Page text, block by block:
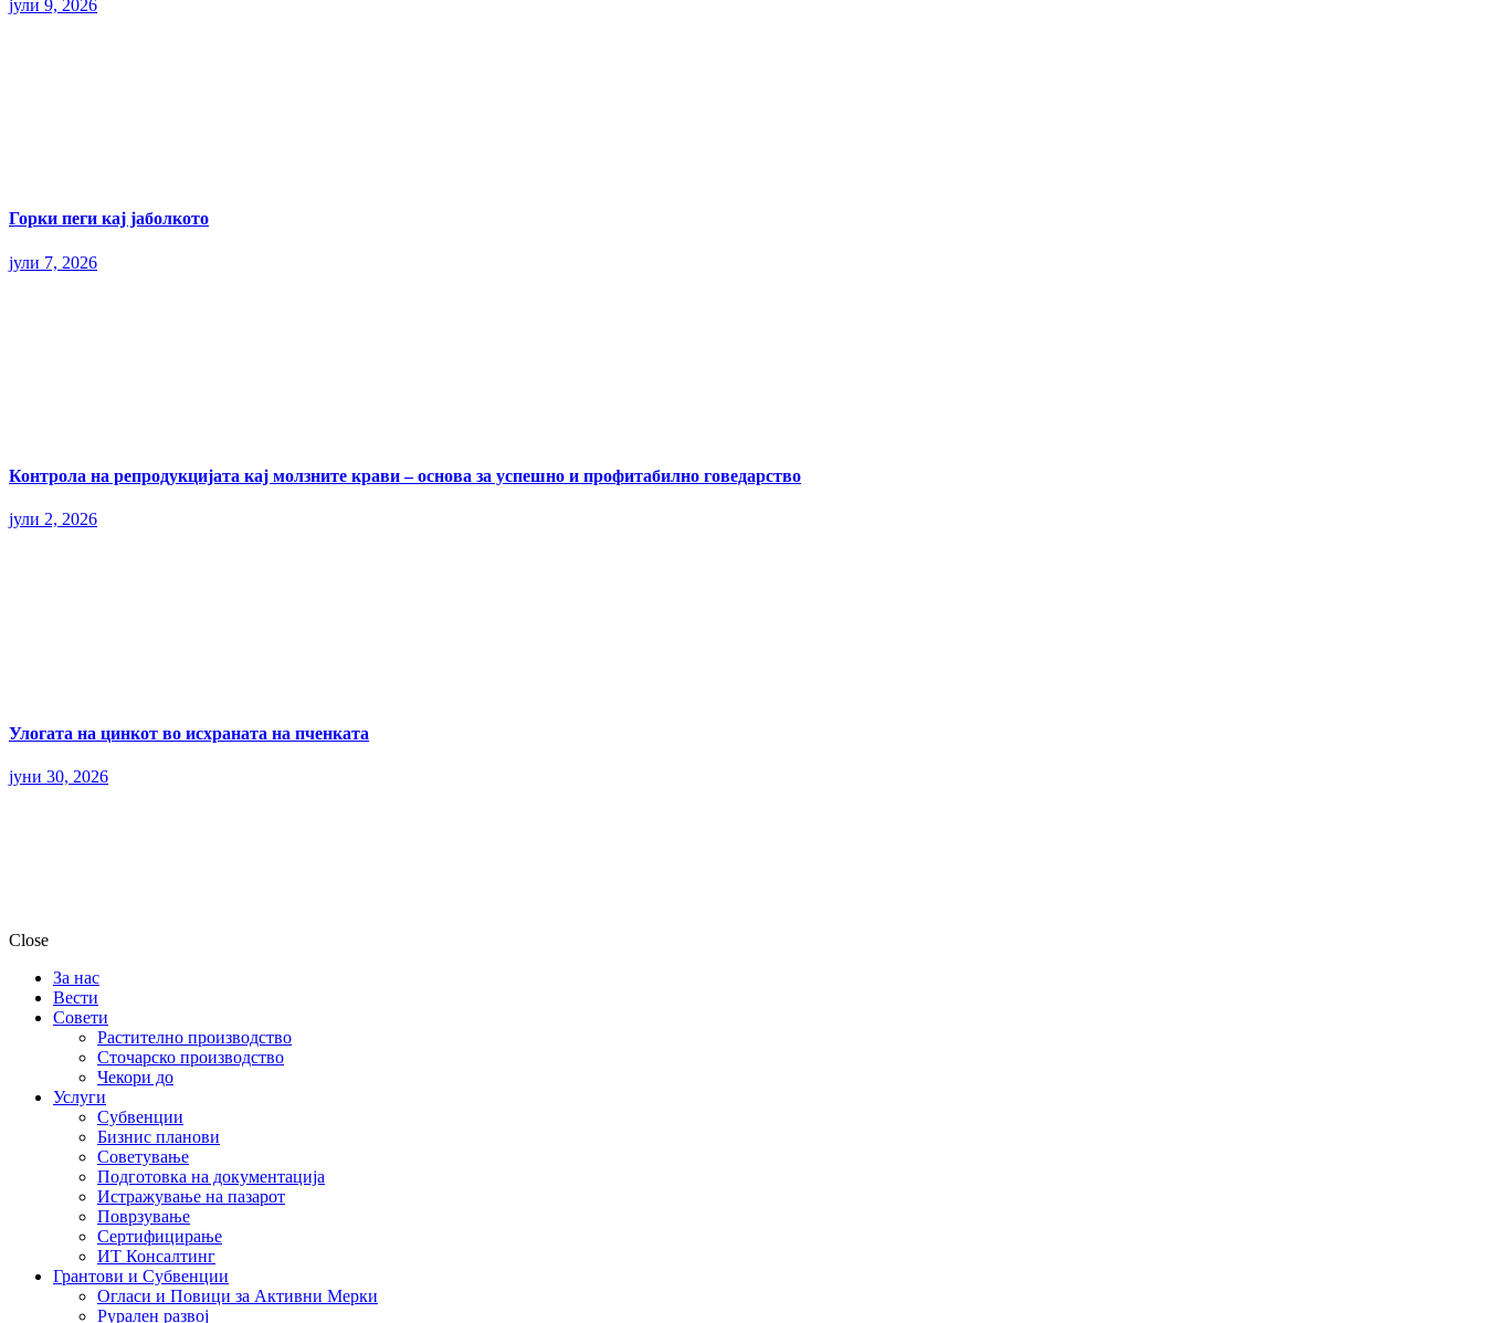
јули 9, 2026
Горки пеги кај јаболкото
јули 7, 2026
Контрола на репродукцијата кај молзните крави – основа за успешно и профитабилно говедарство
јули 2, 2026
Улогата на цинкот во исхраната на пченката
јуни 30, 2026
Close
За нас
Вести
Совети
Растително производство
Сточарско производство
Чекори до
Услуги
Субвенции
Бизнис планови
Советување
Подготовка на документација
Истражување на пазарот
Поврзување
Сертифицирање
ИТ Консалтинг
Грантови и Субвенции
Огласи и Повици за Активни Мерки
Рурален развој